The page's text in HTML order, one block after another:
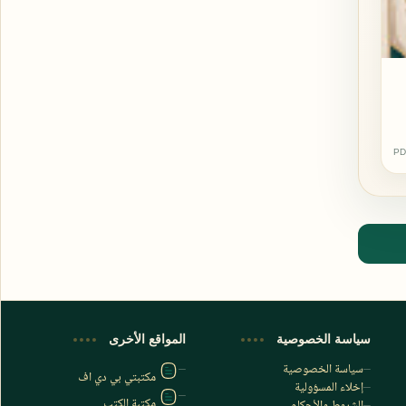
اشترك الآن
اشترك في قناتنا على تليجرام سياسة الخصوصية
سياسة الخصوصية
إخلاء المسؤولية
المواقع الأخرى
مكتبتي بي دي اف